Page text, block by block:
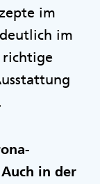
im
im
richtige
in der